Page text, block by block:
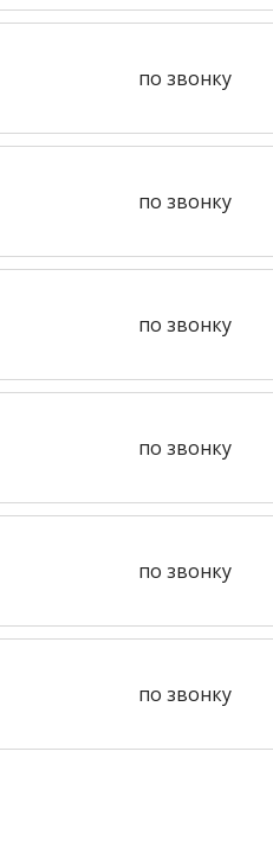
по звонку
по звонку
по звонку
по звонку
по звонку
по звонку